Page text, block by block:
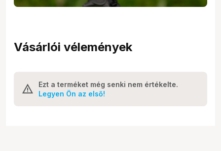
Vásárlói vélemények
Ezt a terméket még senki nem értékelte.
Legyen Ön az első!